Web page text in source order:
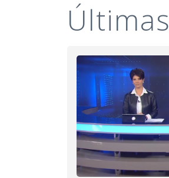
Últimas